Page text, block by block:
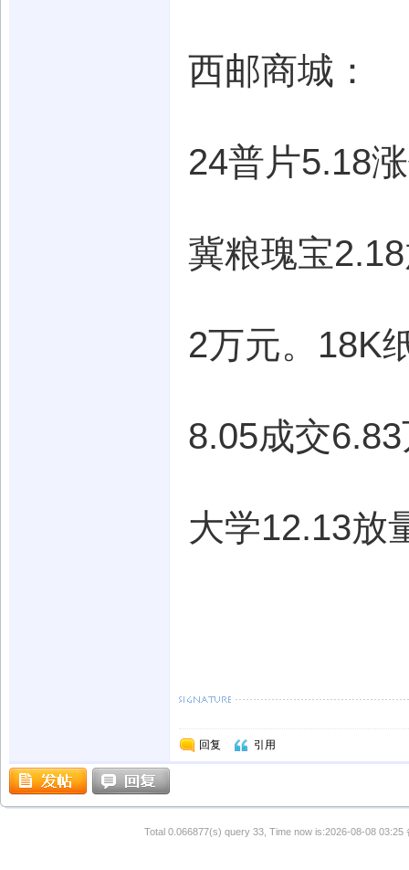
西邮商城：
24普片5.18
冀粮瑰宝
2万元。18K
8.05成交
大学12.13放
回复 引用
Total 0.066877(s) query 33, Time now is:2026-08-08 03:25